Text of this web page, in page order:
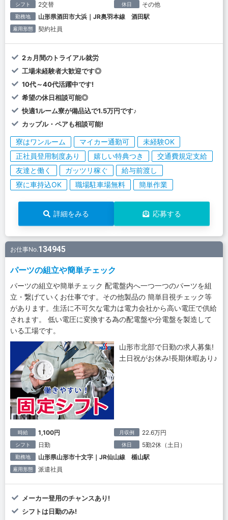
シフト 2交替 休日 その他
勤務地 山形県酒田市大浜｜JR奥羽本線 酒田駅
雇用形態 契約社員
2ヵ月間のトライアル就労
工場未経験者大歓迎です◎
10代～40代活躍中です!
希望の休日相談可能◎
快適1ルーム寮が備品込で1.5万円です♪
カップル・ペアも相談可能!
寮はワンルーム マイカー通勤可
未経験OK
正社員登用制度あり
嬉しい特典つき
交通費規定支給
友達と働く
ガッツリ稼ぐ
給与前渡し
寮に車持込OK
職場駐車場無料 簡単作業
詳細をみる 応募する
お仕事No.134945
パーツの組立や簡単チェック
パーツの組立や簡単チェック 配電盤内へ一つ一つのパーツを組
立・繋げていくお仕事です。その他製品の 簡単目視チェック等
があります。生活に不可欠な電力は電力会社から高い電圧で供給
されます。 低い電圧に変換する為の配電盤や分電盤を製造して
いる工場です。
山形市北部で日勤の求人募集!
土日祝がお休み!長期休暇あり♪
時給 1,100円 月収例 22.6万円
シフト 日勤 休日 5勤2休（土日）
勤務地 山形県山形市十文字｜JR仙山線 楯山駅
雇用形態 派遣社員
メーカー登用のチャンスあり!
シフトは日勤のみ!